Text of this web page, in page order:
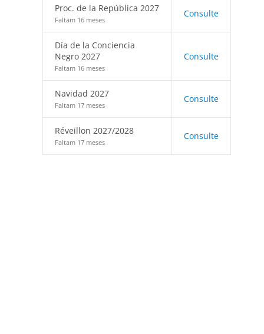
Proc. de la República 2027
Faltam 16 meses
Consulte
Día de la Conciencia
Negro 2027
Faltam 16 meses
Consulte
Navidad 2027
Faltam 17 meses
Consulte
Réveillon 2027/2028
Faltam 17 meses
Consulte